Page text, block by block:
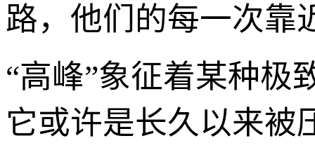
路，他们的每一次靠
“高峰”象征着某种极
它或许是长久以来被